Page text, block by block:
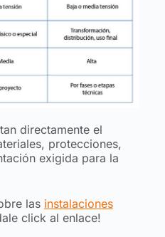
directamente el
protecciones,
exigida para la
las instalaciones
click al enlace!